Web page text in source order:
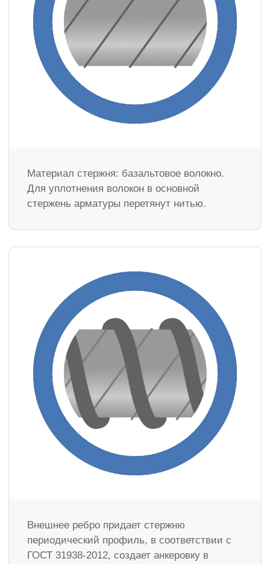
Материал стержня: базальтовое волокно.
Для уплотнения волокон в основной
стержень арматуры перетянут нитью.
Внешнее ребро придает стержню
периодический профиль, в соответствии с
ГОСТ 31938-2012, создает анкеровку в